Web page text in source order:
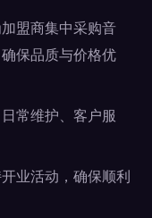
盟商集中采购音
保品质与价格优
常维护、客户服
业活动，确保顺利